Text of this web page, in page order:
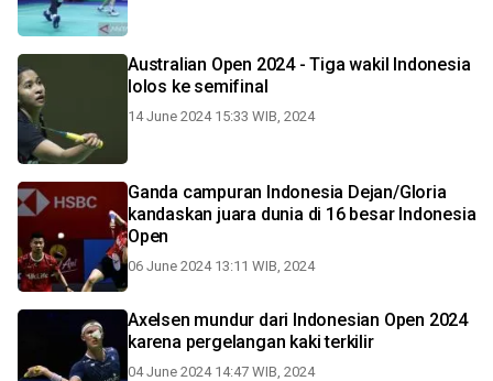
Australian Open 2024 - Tiga wakil Indonesia
lolos ke semifinal
14 June 2024 15:33 WIB, 2024
Ganda campuran Indonesia Dejan/Gloria
kandaskan juara dunia di 16 besar Indonesia
Open
06 June 2024 13:11 WIB, 2024
Axelsen mundur dari Indonesian Open 2024
karena pergelangan kaki terkilir
04 June 2024 14:47 WIB, 2024